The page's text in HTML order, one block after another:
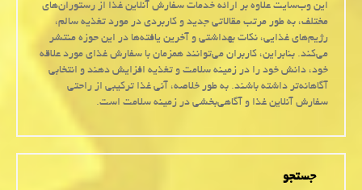
این وب‌سایت علاوه بر ارائه خدمات سفارش آنلاین غذا از رستوران‌های
مختلف، به طور مرتب مقالاتی جدید و کاربردی در مورد تغذیه سالم،
رژیم‌های غذایی، نکات بهداشتی و آخرین یافته‌ها در این حوزه منتشر
می‌کند. بنابراین، کاربران می‌توانند همزمان با سفارش غذای مورد علاقه
خود، دانش خود را در زمینه سلامت و تغذیه افزایش دهند و انتخابی
آگاهانه‌تر داشته باشند. به طور خلاصه، آنی غذا ترکیبی از راحتی
سفارش آنلاین غذا و آگاهی‌بخشی در زمینه سلامت است.
جستجو